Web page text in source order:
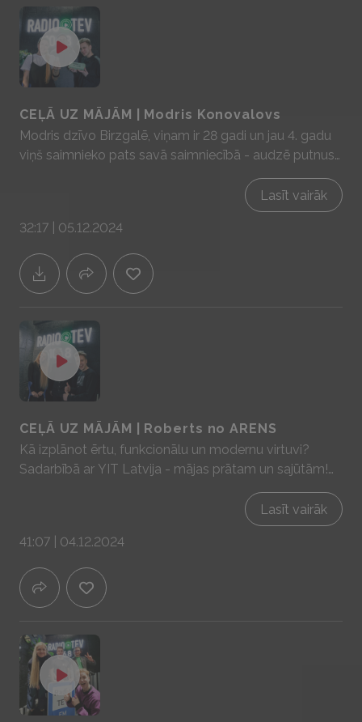
CEĻĀ UZ MĀJĀM | Modris Konovalovs
Modris dzīvo Birzgalē, viņam ir 28 gadi un jau 4. gadu
viņš saimnieko pats savā saimniecībā - audzē putnus
un pārdod olas. Kā tas notiek vari redzēt Modra IG
Lasīt vairāk
32:17 | 05.12.2024
CEĻĀ UZ MĀJĀM | Roberts no ARENS
Kā izplānot ērtu, funkcionālu un modernu virtuvi?
Sadarbībā ar YIT Latvija - mājas prātam un sajūtām!
Lasīt vairāk
41:07 | 04.12.2024